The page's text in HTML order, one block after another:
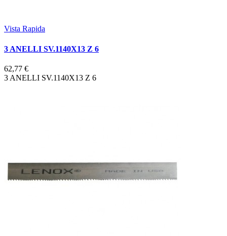
Vista Rapida
3 ANELLI SV.1140X13 Z 6
62,77 €
3 ANELLI SV.1140X13 Z 6